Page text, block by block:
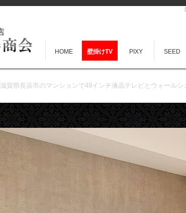
HOME 壁掛けTV PIXY SEED
滋賀県長浜市のマンションで49インチ液晶テレビとウォールシ